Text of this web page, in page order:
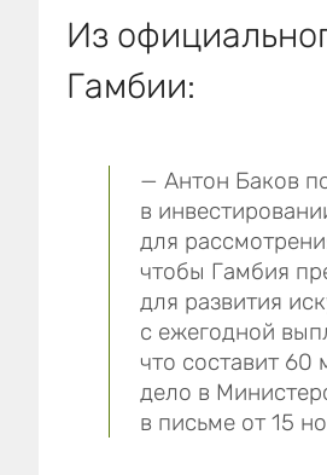
Из
Гамбии:
— Антон Баков
в
для
чтобы Гамбия
для развития
с ежегодной
что составит
дело в
в письме от 15